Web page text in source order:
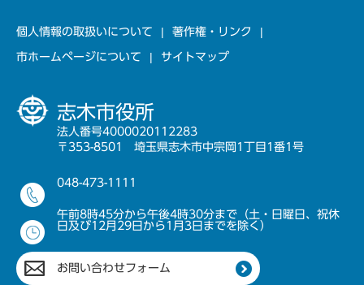
個人情報の取扱いについて 著作権・リンク
市ホームページについて サイトマップ
志木市役所
法人番号4000020112283
〒353-8501 埼玉県志木市中宗岡1丁目1番1号
048-473-1111
午前8時45分から午後4時30分まで（土・日曜日、祝休
日及び12月29日から1月3日までを除く）
お問い合わせフォーム